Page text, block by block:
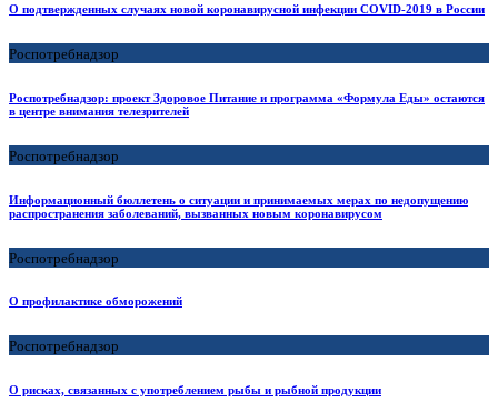
О подтвержденных случаях новой коронавирусной инфекции COVID-2019 в России
Роспотребнадзор
Роспотребнадзор: проект Здоровое Питание и программа «Формула Еды» остаются
в центре внимания телезрителей
Роспотребнадзор
Информационный бюллетень о ситуации и принимаемых мерах по недопущению
распространения заболеваний, вызванных новым коронавирусом
Роспотребнадзор
О профилактике обморожений
Роспотребнадзор
О рисках, связанных с употреблением рыбы и рыбной продукции